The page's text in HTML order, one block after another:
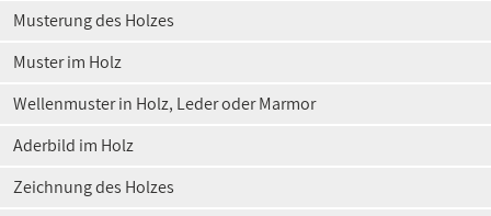
Musterung des Holzes
Muster im Holz
Wellenmuster in Holz, Leder oder Marmor
Aderbild im Holz
Zeichnung des Holzes